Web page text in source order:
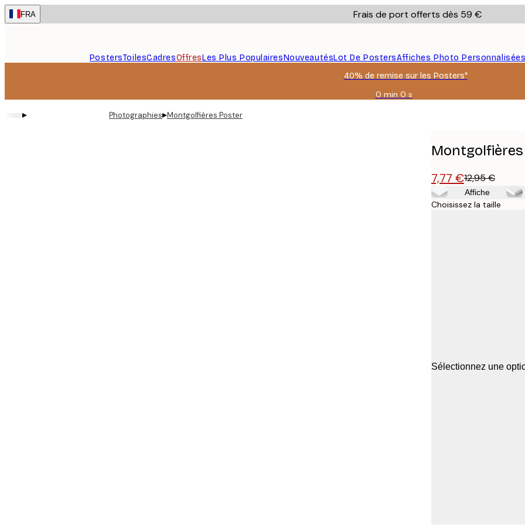
Skip
to
FRA Frais de port offerts dès 59 €
PostersToilesCadresOffresLes Plus PopulairesNouveautésLot De PostersAffiches Photo
40% de remise sur les Posters*
0 min 0 s
Valable
▸ Photographies▸Montgolfières Poster
7,77 €12,95 €
Affiche
Choisissez la taille
Sélectionnez une